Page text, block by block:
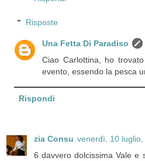
Risposte
Una Fetta Di Paradiso
Ciao Carlottina, ho
evento, essendo la pesca
Rispondi
zia Consu venerdì, 10 luglio,
6 davvero dolcissima Vale e